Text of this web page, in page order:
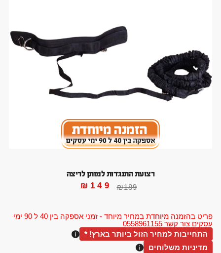
פריט בהזמנה מיוחדת במחיר מיוחד - זמני אספקה בין 40 ל 90 ימי
עסקים צור קשר 0558961155
רצועת התנגדות למותן לריצה
₪189
₪ 149
התחייבות למחיר הזול ביותר בארץ! *
מדיניות משלוחים